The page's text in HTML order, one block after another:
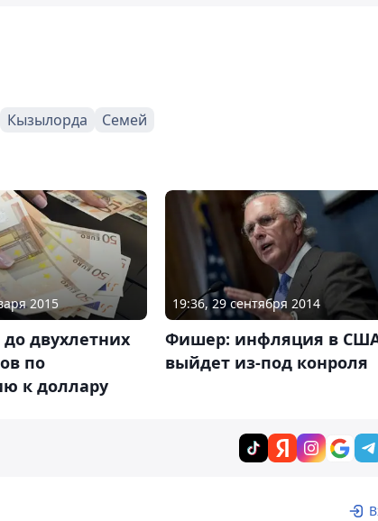
Кызылорда Семей
2015
до двухлетних
по
к доллару
19:36, 29 сентября 2014
Фишер: инфляция в
выйдет из-под конроля